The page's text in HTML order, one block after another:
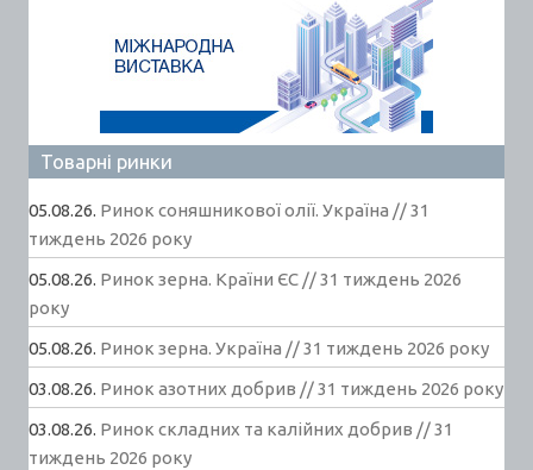
Товарні ринки
05.08.26. Ринок соняшникової олії. Україна // 31
тиждень 2026 року
05.08.26. Ринок зерна. Країни ЄС // 31 тиждень 2026
року
05.08.26. Ринок зерна. Україна // 31 тиждень 2026 року
03.08.26. Ринок азотних добрив // 31 тиждень 2026 року
03.08.26. Ринок складних та калійних добрив // 31
тиждень 2026 року